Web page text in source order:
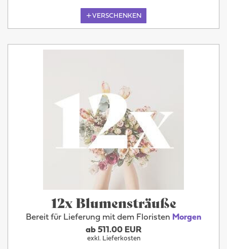
VERSCHENKEN
12x Blumensträuße
Bereit für Lieferung mit dem Floristen Morgen
ab 511.00 EUR
exkl. Lieferkosten